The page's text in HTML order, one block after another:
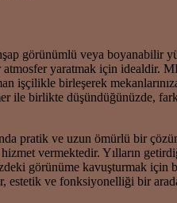
görünümlü veya
yaratmak için idealdir.
birleşerek
ile birlikte düşündüğünüzde,
pratik ve uzun ömürlü bir
vermektedir. Yılların
görünüme kavuşturmak için
ve fonksiyonelliği bir